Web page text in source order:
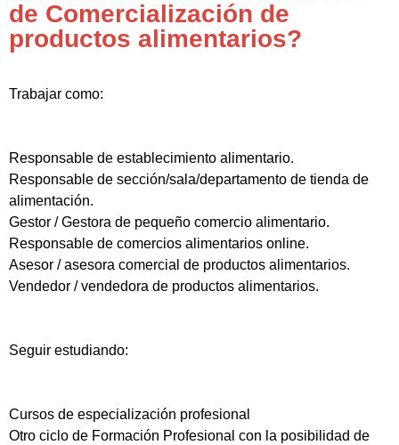
de Comercialización de
productos alimentarios?
Trabajar como:
Responsable de establecimiento alimentario.
Responsable de sección/sala/departamento de tienda de
alimentación.
Gestor / Gestora de pequeño comercio alimentario.
Responsable de comercios alimentarios online.
Asesor / asesora comercial de productos alimentarios.
Vendedor / vendedora de productos alimentarios.
Seguir estudiando:
Cursos de especialización profesional
Otro ciclo de Formación Profesional con la posibilidad de